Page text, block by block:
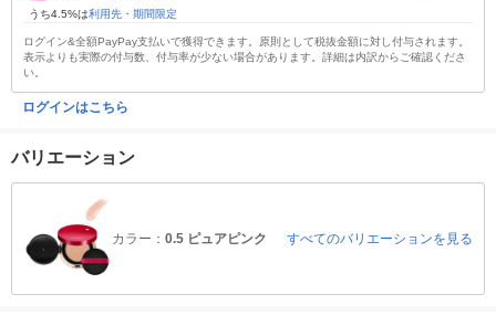
うち4.5%は利用先・期間限定
ログイン&全額PayPay支払いで獲得できます。原則として税抜金額に対し付与されます。
表示よりも実際の付与数、付与率が少ない場合があります。詳細は内訳からご確認くださ
い。
ログインはこちら
バリエーション
カラー： 0.5 ピュアピンク すべてのバリエーションを見る